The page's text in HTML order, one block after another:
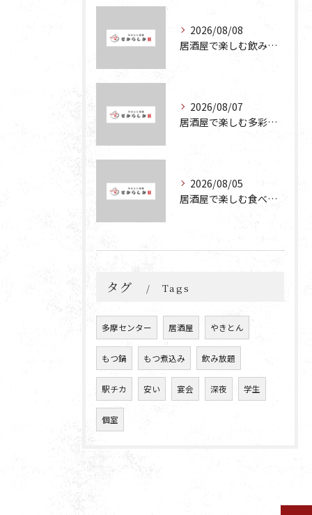
2026/08/08
居酒屋で楽しむ飲み放題・食べ放題の宴会プランの魅力と活用法
2026/08/07
居酒屋で楽しむ多彩な宴会メニューとコスパ抜群の魅力を徹底解説
2026/08/05
居酒屋で楽しむ食べ放題と飲み放題の魅力を深掘りする方法
タグ Tags
多摩センター 居酒屋 やきとん
もつ鍋 もつ煮込み 飲み放題
駅チカ 安い 宴会 深夜 学生
個室